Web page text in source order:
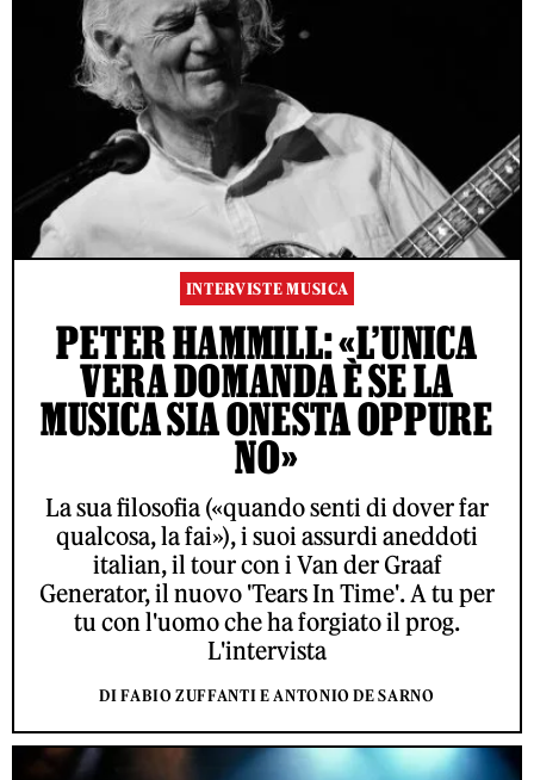
INTERVISTE MUSICA
PETER HAMMILL: «L’UNICA
VERA DOMANDA È SE LA
MUSICA SIA ONESTA OPPURE
NO»
La sua filosofia («quando senti di dover far
qualcosa, la fai»), i suoi assurdi aneddoti
italian, il tour con i Van der Graaf
Generator, il nuovo 'Tears In Time'. A tu per
tu con l'uomo che ha forgiato il prog.
L'intervista
DI FABIO ZUFFANTI E ANTONIO DE SARNO